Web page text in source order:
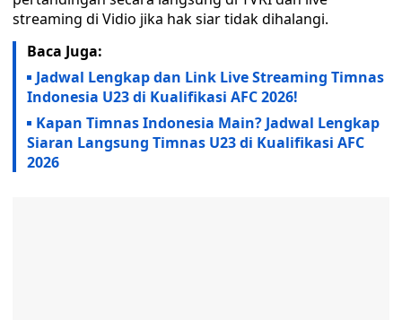
streaming di Vidio jika hak siar tidak dihalangi.
Baca Juga:
Jadwal Lengkap dan Link Live Streaming Timnas
Indonesia U23 di Kualifikasi AFC 2026!
Kapan Timnas Indonesia Main? Jadwal Lengkap
Siaran Langsung Timnas U23 di Kualifikasi AFC
2026